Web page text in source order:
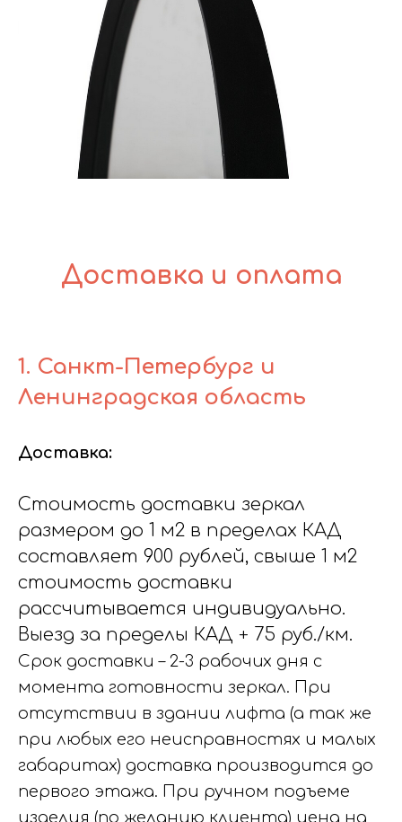
Доставка и оплата
1. Санкт-Петербург и
Ленинградская область
Доставка:
Стоимость доставки зеркал
размером до 1 м2 в пределах КАД
составляет 900 рублей, свыше 1 м2
стоимость доставки
рассчитывается индивидуально.
Выезд за пределы КАД + 75 руб./км.
Срок доставки – 2-3 рабочих дня с
момента готовности зеркал. При
отсутствии в здании лифта (а так же
при любых его неисправностях и малых
габаритах) доставка производится до
первого этажа. При ручном подъеме
изделия (по желанию клиента) цена на